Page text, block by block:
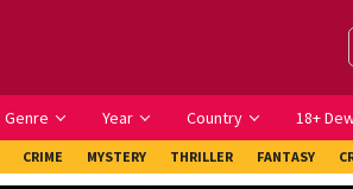
Genre Year Country 18+
CRIME MYSTERY THRILLER FANTASY